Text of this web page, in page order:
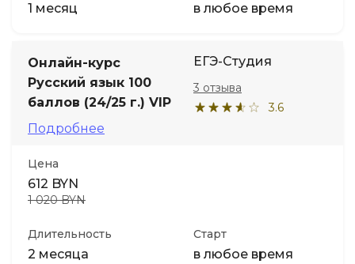
1 месяц в любое время
Онлайн-курс
Русский язык 100
баллов (24/25 г.) VIP
Подробнее
ЕГЭ-Студия
3.6
3 отзыва
Цена
612 BYN
1 020 BYN
Длительность
2 месяца
Старт
в любое время